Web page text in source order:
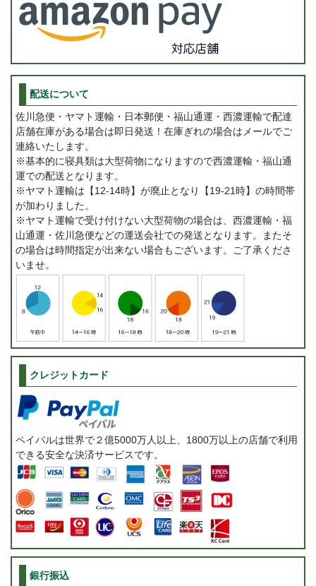
配送について
佐川急便・ヤマト運輸・日本郵便・福山通運・西濃運輸で配達
店舗在庫がある場合は即日発送！在庫ぎれの場合はメールでご
連絡いたします。
※基本的に寝具類は大型荷物になりますので西濃運輸・福山通
運での配送となります。
※ヤマト運輸は【12-14時】が廃止となり【19-21時】の時間帯
が加わりました。
※ヤマト運輸で受け付けない大型荷物の場合は、西濃運輸・福
山通運・佐川急便などの運送会社での発送となります。またそ
の場合は時間指定が出来ない場合もございます。ご了承くださ
いませ。
クレジットカード
ペイパルは世界で２億5000万人以上、1800万以上の店舗で利用
できる安全な決済サービスです。
銀行振込